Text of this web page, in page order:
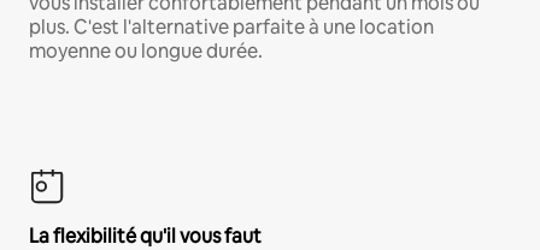
plus. C'est l'alternative parfaite à une location
moyenne ou longue durée.
La flexibilité qu'il vous faut